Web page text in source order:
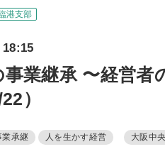
港支部
事業継承 〜経営者
）
業承継 人を生かす経営 大阪中